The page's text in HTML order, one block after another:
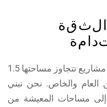
الثقة
دامة
البناء منذ عام 1980، قمنا بتنفيذ مشاريع تتجاوز مساحتها 1.5
العام والخاص. نحن نبني
مساحات المعيشة من